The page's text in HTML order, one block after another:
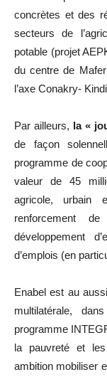
concrètes et des
secteurs de
potable (projet
du centre de
l’axe Conakry-
Par ailleurs, la «
de façon
programme de
valeur de 45
agricole, urbain
renforcement
développement
d’emplois (en
Enabel est au
multilatérale,
programme
la pauvreté et
ambition mobiliser